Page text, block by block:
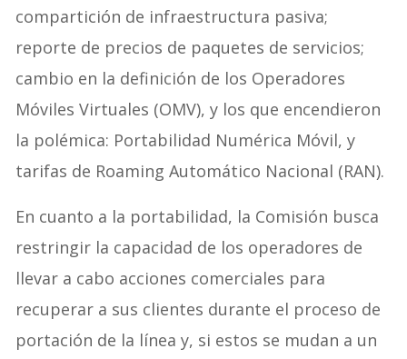
compartición de infraestructura pasiva;
reporte de precios de paquetes de servicios;
cambio en la definición de los Operadores
Móviles Virtuales (OMV), y los que encendieron
la polémica: Portabilidad Numérica Móvil, y
tarifas de Roaming Automático Nacional (RAN).
En cuanto a la portabilidad, la Comisión busca
restringir la capacidad de los operadores de
llevar a cabo acciones comerciales para
recuperar a sus clientes durante el proceso de
portación de la línea y, si estos se mudan a un